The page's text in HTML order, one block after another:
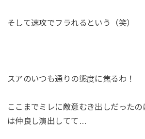
そして速攻でフラれるという（笑）
スアのいつも通りの態度に焦るわ！
ここまでミレに敵意むき出しだった
は仲良し演出してて…